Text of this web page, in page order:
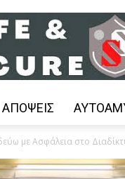
ΑΠΌΨΕΙΣ
με Ασφάλεια στο